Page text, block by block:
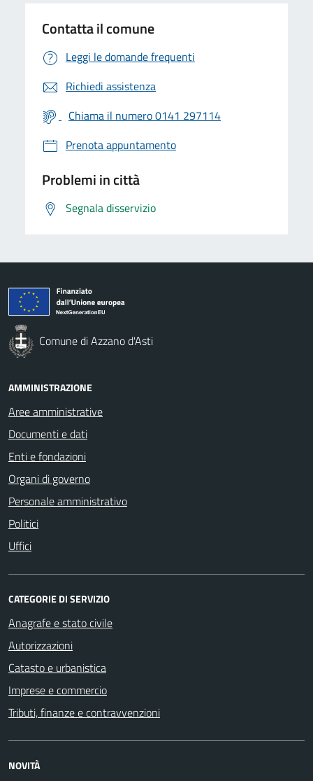
Contatta il comune
Leggi le domande frequenti
Richiedi assistenza
Chiama il numero 0141 297114
Prenota appuntamento
Problemi in città
Segnala disservizio
Comune di Azzano d'Asti
AMMINISTRAZIONE
Aree amministrative
Documenti e dati
Enti e fondazioni
Organi di governo
Personale amministrativo
Politici
Uffici
CATEGORIE DI SERVIZIO
Anagrafe e stato civile
Autorizzazioni
Catasto e urbanistica
Imprese e commercio
Tributi, finanze e contravvenzioni
NOVITÀ